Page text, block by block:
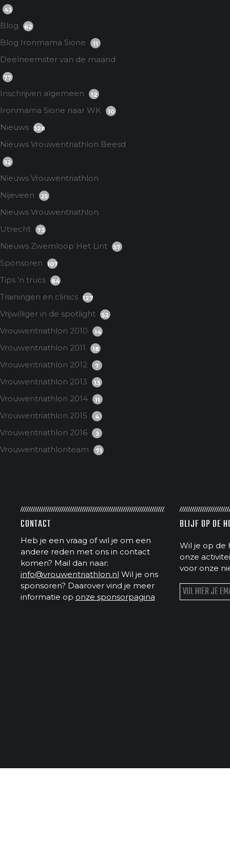
43
Blog 62
Blog Ironmama Sione 11
Deelneemster van de maand
77
Inschrijven algemeen 12
Ironmama Sione naar WK 10
Nieuws 328
Nieuws Vrouwentriathlon Beesd
52
Nieuws Vrouwentriathlon
Nijeveen
25
Nieuws Vrouwentriathlon
Utrecht
73
Nieuws Zwemloop Het Lint 57
Sponsoren 107
Tips 'n trucs 64
Trainingen en clinics 127
Vrijwilliger in de spotlight 52
Vrouwentriathlon 2010 14
Vrouwentriathlon 2011 18
Vrouwentriathlon 2012 7
Vrouwentriathlon 2013 13
Vrouwentriathlon 2014 11
Vrouwentriathlon 2015 4
Vrouwentriathlon 2016 3
Vrouwentriathlonteam 71
CONTACT
Heb je een vraag of wil je om een
andere reden met ons in contact
komen? Mail dan naar:
info@vrouwentriathlon.nl Wil je ons
sponsoren? Daarover vind je meer
informatie op onze sponsorpagina
BLIJF OP DE
Wil je op de
onze
voor onze